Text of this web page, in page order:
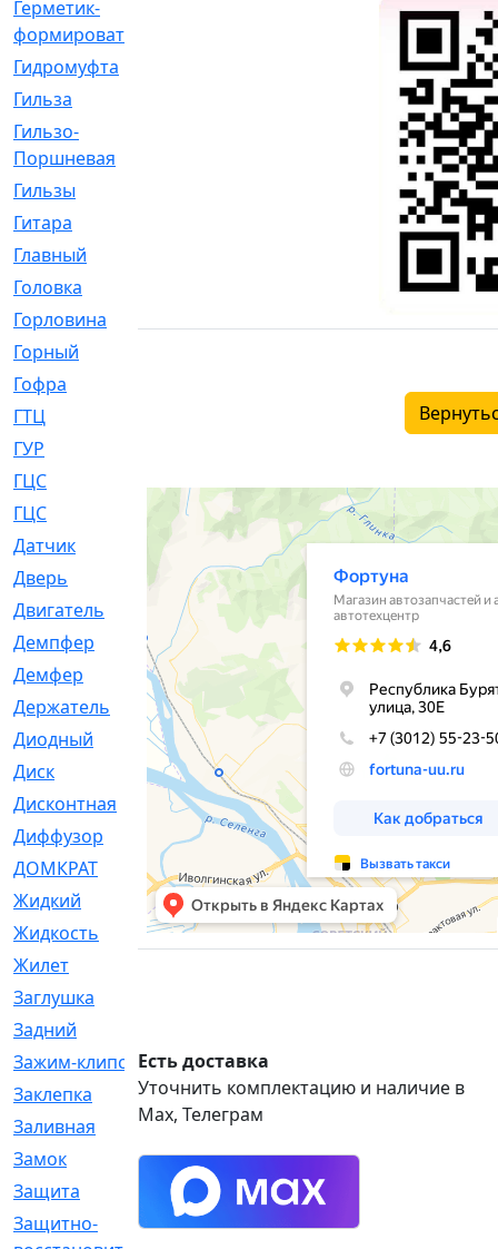
Герметик-
формирователь
Гидромуфта
Гильза
Гильзо-
Поршневая
Гильзы
Гитара
Главный
Головка
Горловина
Горный
Гофра
ГТЦ
ГУР
ГЦC
[6]
ГЦС
[74]
Датчик
[969]
Дверь
[249]
Двигатель
[64]
Демпфер
Демфер
[1]
Держатель
[5]
Диодный
Диск
[418]
Дисконтная
[1]
Диффузор
[1]
ДОМКРАТ
Жидкий
[5]
Жидкость
[80]
Жилет
Заглушка
Задний
Зажим-клипса
[1]
Заклепка
[1]
Заливная
[4]
Замок
[12]
Защита
[79]
Защитно-
[4]
Есть доставка
Уточнить комплектацию и наличие в
Max, Телеграм